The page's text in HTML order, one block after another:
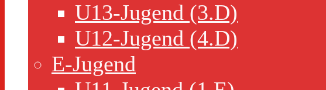
U13-Jugend (3.D)
U12-Jugend (4.D)
E-Jugend